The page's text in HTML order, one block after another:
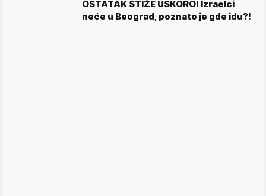
OSTATAK STIŽE USKORO! Izraelci
neće u Beograd, poznato je gde idu?!